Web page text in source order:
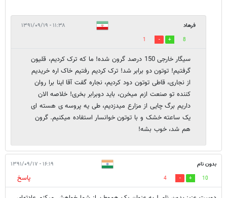
فرهاد ۱۱:۳۸ - ۱۳۹۱/۰۹/۱۹
8
1
سیگار خارجی 150 درصد گرون شده! ما که ترک کردیم، قلیون
گرفتیم! توتون دو برابر شد! ترک کردیم رفتیم خاک اره خریدیم
از نجاری، قاطی توتون دود کردیم، نجاره گفت آقا اینا برا روان
کننده تو صنعت ازم میخرن، باید دوبرابر بخری! خلاصه الان
داریم برگ چایی از مزارع میدزدیم، طی یه پروسه ی هسته ای
یک ساعته خشک و با توتون خوانسار استفاده میکنیم. گرون
هم شد، خوب بشه!
بدون نام ۱۶:۱۹ - ۱۳۹۱/۰۹/۱۷
10
4
پاسخ